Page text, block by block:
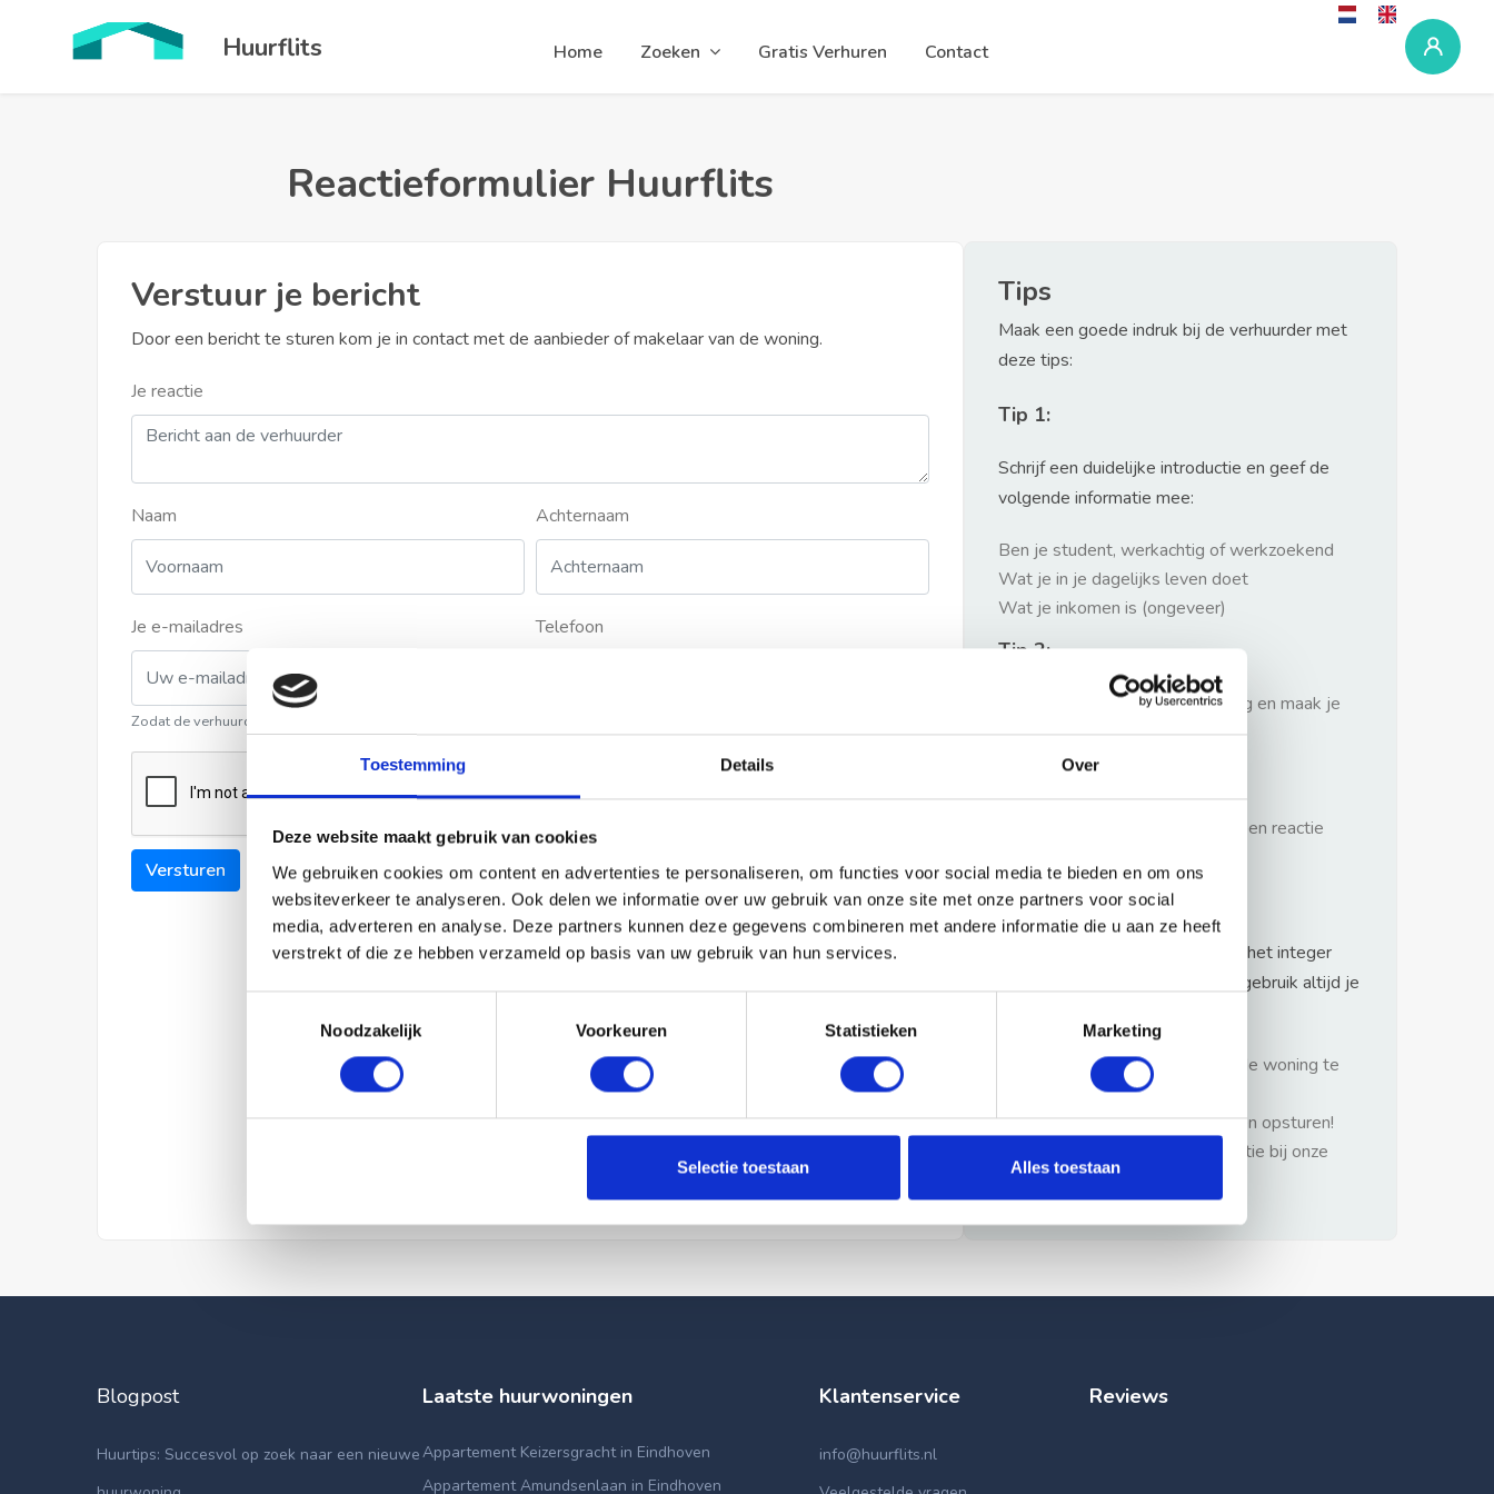
Toestemming Details Over
Deze website maakt gebruik van cookies
We gebruiken cookies om content en advertenties te personaliseren, om functies voor social media te bieden en om ons
websiteverkeer te analyseren. Ook delen we informatie over uw gebruik van onze site met onze partners voor social
media, adverteren en analyse. Deze partners kunnen deze gegevens combineren met andere informatie die u aan ze heeft
verstrekt of die ze hebben verzameld op basis van uw gebruik van hun services.
Noodzakelijk
Voorkeuren Statistieken Marketing
Selectie toestaan Alles toestaan
Huurflits Home Zoeken Gratis Verhuren Contact
Reactieformulier Huurflits
Verstuur je bericht
Door een bericht te sturen kom je in contact met de aanbieder of makelaar van de woning.
Je reactie
Naam Achternaam
Je e-mailadres
Zodat de verhuurder contact met u kan opnemen
Telefoon
Versturen
Tips
Maak een goede indruk bij de verhuurder met
deze tips:
Tip 1:
Schrijf een duidelijke introductie en geef de
volgende informatie mee:
Ben je student, werkachtig of werkzoekend
Wat je in je dagelijks leven doet
Wat je inkomen is (ongeveer)
Tip 2:
Wees beleefd, niet te langdradig en maak je
verhaal kort
Wacht niet met reageren. Snel een reactie
Waarschuwing
Huurflits hecht veel waarde aan het integer
handelen van verhuurders maar gebruik altijd je
1: Nooit vooraf betalen zonder de woning te
hebben gezien.
2: Geen persoonlijke documenten opsturen!
3: Meld bij misbruik de advertentie bij onze
klantenservice.
Blogpost
Huurtips: Succesvol op zoek naar een nieuwe
Laatste huurwoningen
Appartement Keizersgracht in Eindhoven
Appartement Amundsenlaan in Eindhoven
Klantenservice
info@huurflits.nl
Reviews